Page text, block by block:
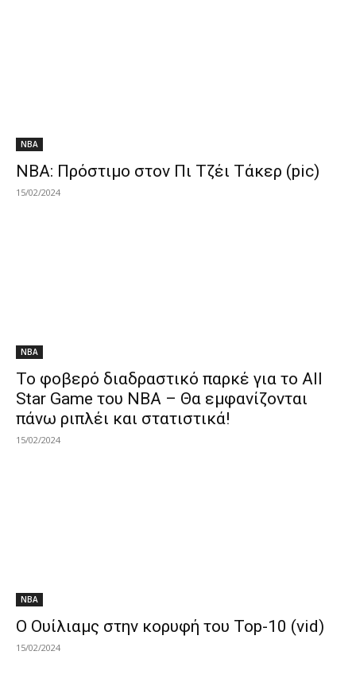
NBA
NBA: Πρόστιμο στον Πι Τζέι Τάκερ (pic)
15/02/2024
NBA
Το φοβερό διαδραστικό παρκέ για το All
Star Game του ΝΒΑ – Θα εμφανίζονται
πάνω ριπλέι και στατιστικά!
15/02/2024
NBA
Ο Ουίλιαμς στην κορυφή του Top-10 (vid)
15/02/2024